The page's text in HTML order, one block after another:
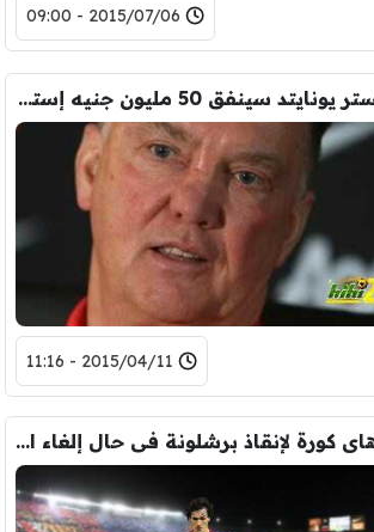
2015/07/06 - 09:00
مانشستر يونايتد سينفق 50 مليون جنيه إسترلينى على صفقتين من نفس النادى!
2015/04/11 - 11:16
رؤية هاى كورة لإنقاذ برشلونة فى حال إلغاء العقوبة…!